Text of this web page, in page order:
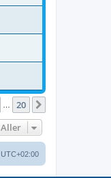
20
Aller
UTC+02:00